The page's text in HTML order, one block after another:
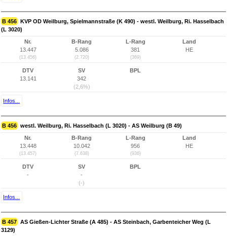
B 456 KVP OD Weilburg, Spielmannstraße (K 490) - westl. Weilburg, Ri. Hasselbach
(L 3020)
Nr.
13.447
(13.456)
B-Rang
5.086
(2.720)
L-Rang
381
(369)
Land
HE
DTV
13.141
SV
342
(2,6%)
BPL
Infos...
B 456 westl. Weilburg, Ri. Hasselbach (L 3020) - AS Weilburg (B 49)
Nr.
13.448
(13.457)
B-Rang
10.042
(7.638)
L-Rang
956
(936)
Land
HE
DTV
-
SV
-
(-)
BPL
Infos...
B 457 AS Gießen-Lichter Straße (A 485) - AS Steinbach, Garbenteicher Weg (L
3129)